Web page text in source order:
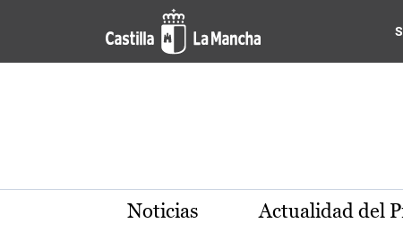
Pasar al contenido principal
Noticias Actualidad del